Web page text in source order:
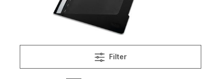
Filter